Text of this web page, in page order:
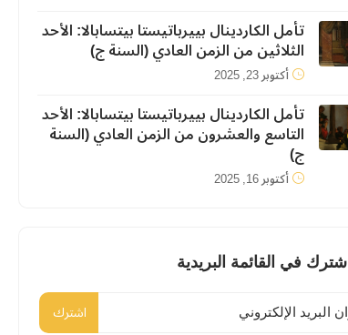
تأمل الكاردينال بييرباتيستا بيتسابالا: الأحد
الثلاثين من الزمن العادي (السنة ج)
أكتوبر 23, 2025
تأمل الكاردينال بييرباتيستا بيتسابالا: الأحد
التاسع والعشرون من الزمن العادي (السنة
ج)
أكتوبر 16, 2025
اشترك في القائمة البريدية
اشترك